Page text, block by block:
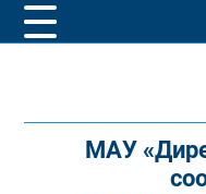
МАУ